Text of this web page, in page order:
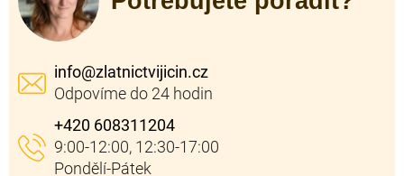
info@zlatnictvijicin.cz
+420 608311204